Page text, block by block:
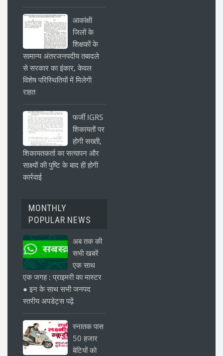
आकांक्षी
जिलों के
शिक्षकों के
सामान्य अंतरजनपदीय तबादले
से सरकार का इंकार, केवल
विशेष परिस्थितियों में मिलेगी
राहत
फर्जी IGRS
शिकायतों पर
होगी सख्ती,
शिकायतकर्ता का सत्यापन और
साक्ष्यों की पुष्टि के बाद ही होगी
कार्रवाई
MONTHLY
POPULAR NEWS
अब तक की
सभी खबरें
एक साथ
एक जगह : प्राइमरी का मास्टर
● इन के साथ सभी जनपद
स्तरीय अपडेट्स पढ़ें
स्नातक पास
50 हजार
बेटियों को